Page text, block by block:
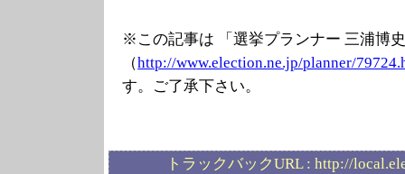
※この記事は 「選挙プランナー 三浦博
（http://www.election.ne.jp/planner/
す。ご了承下さい。
トラックバックURL : http://